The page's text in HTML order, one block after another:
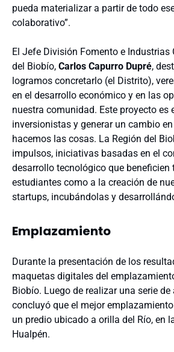
pueda materializar a partir de todo
colaborativo”.
El Jefe División Fomento e Industrias
del Biobío, Carlos Capurro Dupré,
logramos concretarlo (el Distrito),
en el desarrollo económico y en las
nuestra comunidad. Este proyecto es
inversionistas y generar un cambio
hacemos las cosas. La Región del
impulsos, iniciativas basadas en el
desarrollo tecnológico que beneficien
estudiantes como a la creación de
startups, incubándolas y
Emplazamiento
Durante la presentación de los
maquetas digitales del
Biobío. Luego de realizar una serie
concluyó que el mejor
un predio ubicado a orilla del Río, en
Hualpén.